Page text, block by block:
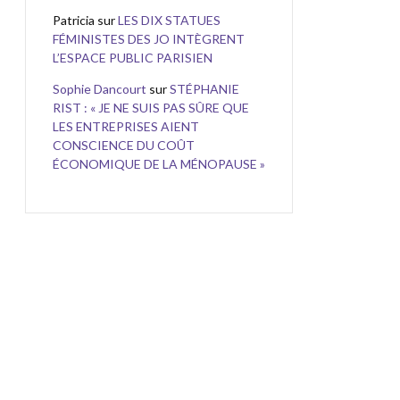
Patricia surLES DIX STATUES
FÉMINISTES DES JO INTÈGRENT
L’ESPACE PUBLIC PARISIEN
Sophie Dancourt surSTÉPHANIE
RIST : « JE NE SUIS PAS SÛRE QUE
LES ENTREPRISES AIENT
CONSCIENCE DU COÛT
ÉCONOMIQUE DE LA MÉNOPAUSE »